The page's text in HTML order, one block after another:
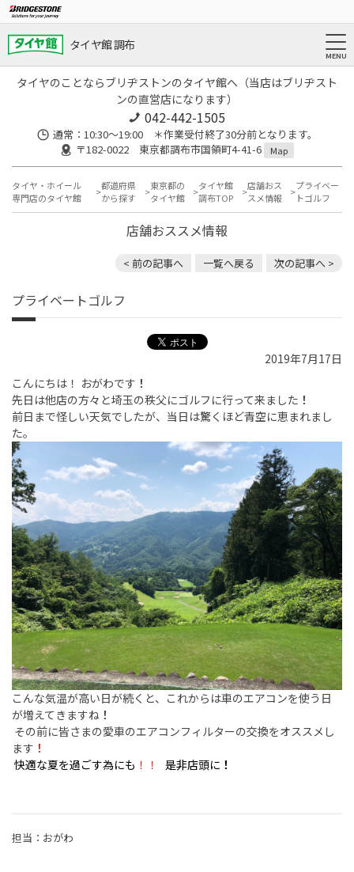
タイヤ館 調布
タイヤのことならブリヂストンのタイヤ館へ（当店はブリヂスト
ンの直営店になります）
042-442-1505
通常：10:30～19:00 ＊作業受付終了30分前となります。
〒182-0022 東京都調布市国領町4-41-6
Map
タイヤ・ホイール
専門店のタイヤ館
都道府県
から探す
東京都の
タイヤ館
タイヤ館
調布TOP
店舗おス
スメ情報
プライベー
トゴルフ
店舗おススメ情報
< 前の記事へ 一覧へ戻る 次の記事へ >
プライベートゴルフ
2019年7月17日
こんにちは！ おがわです ！
先日は他店の方々と埼玉の秩父にゴルフに行って来ました ！
前日まで怪しい天気でしたが、当日は驚くほど青空に恵まれまし
た。
こんな気温が高い日が続くと、これからは車のエアコンを使う日
が増えてきますね ！
その前に皆さまの愛車のエアコンフィルターの交換をオススメし
ます ！
快適な夏を過ごす為にも ！！ 是非店頭に ！
担当：おがわ